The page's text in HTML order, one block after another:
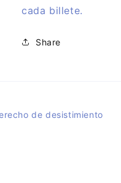
cada billete.
Share
de desistimiento